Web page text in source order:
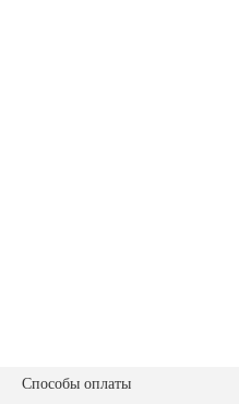
Способы оплаты